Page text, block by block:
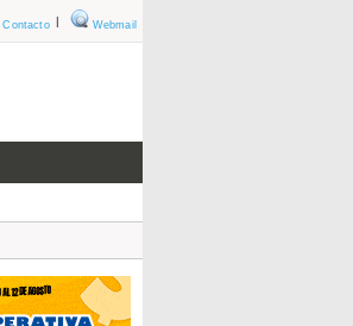
Webmail
|
Contacto